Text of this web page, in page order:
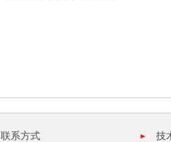
联系方式 技